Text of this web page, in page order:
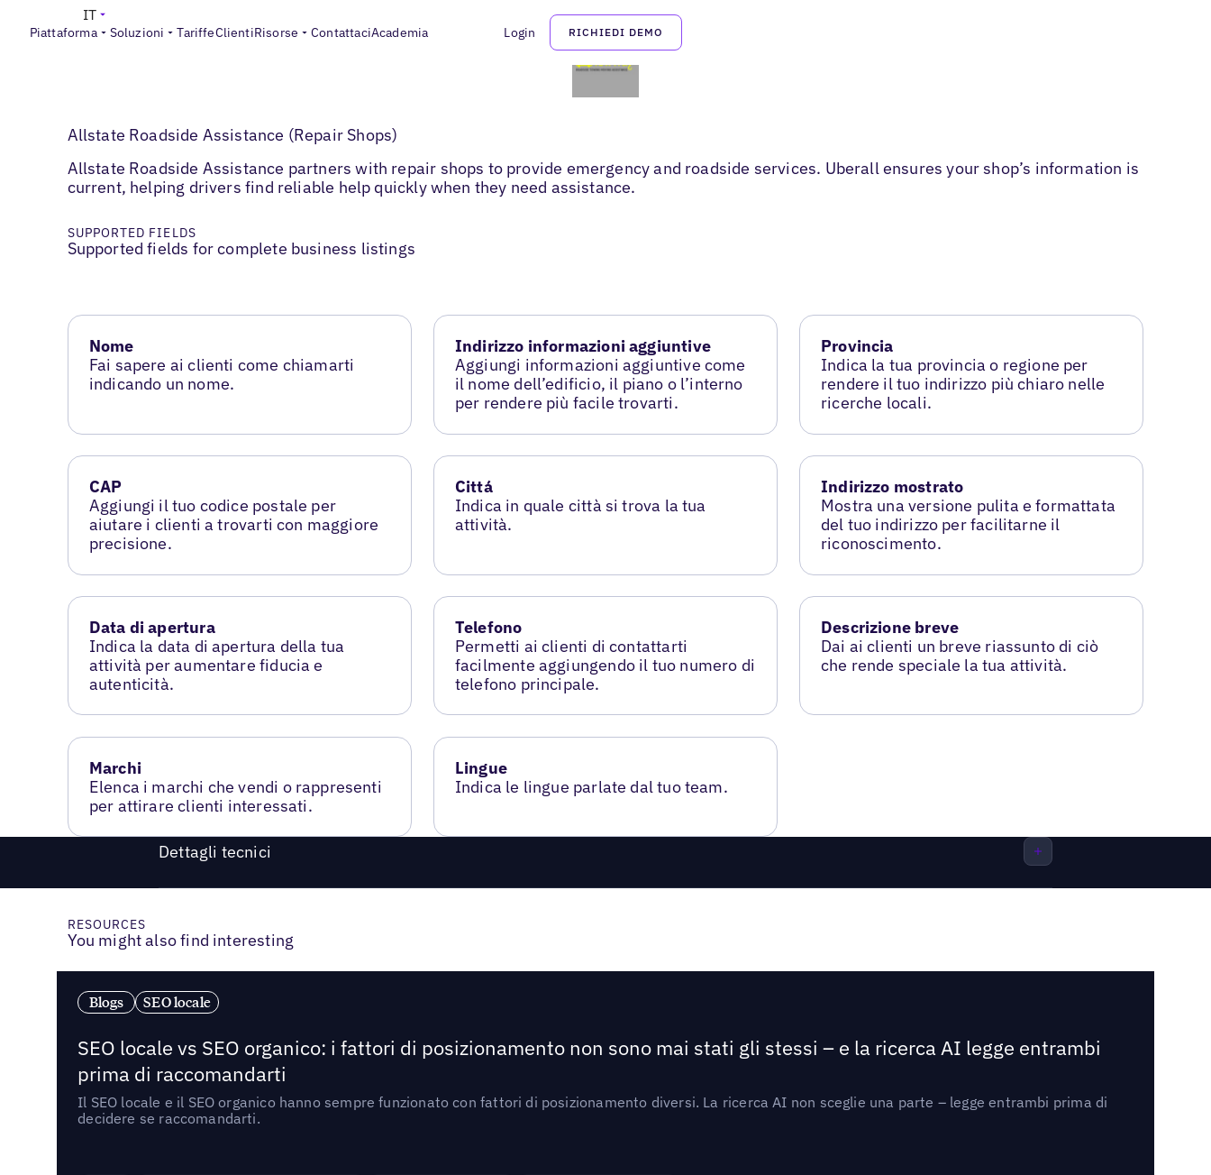
Piattaforma Soluzioni TariffeClientiRisorse ContattaciAcademia Login RICHIEDI DEMO
IT
Allstate Roadside Assistance (Repair Shops)
Allstate Roadside Assistance partners with repair shops to provide emergency and roadside services. Uberall ensures your shop’s information is
current, helping drivers find reliable help quickly when they need assistance.
SUPPORTED FIELDS
Supported fields for complete business listings
Nome
Fai sapere ai clienti come chiamarti
indicando un nome.
Indirizzo informazioni aggiuntive
Aggiungi informazioni aggiuntive come
il nome dell’edificio, il piano o l’interno
per rendere più facile trovarti.
Provincia
Indica la tua provincia o regione per
rendere il tuo indirizzo più chiaro nelle
ricerche locali.
CAP
Aggiungi il tuo codice postale per
aiutare i clienti a trovarti con maggiore
precisione.
Cittá
Indica in quale città si trova la tua
attività.
Indirizzo mostrato
Mostra una versione pulita e formattata
del tuo indirizzo per facilitarne il
riconoscimento.
Data di apertura
Indica la data di apertura della tua
attività per aumentare fiducia e
autenticità.
Telefono
Permetti ai clienti di contattarti
facilmente aggiungendo il tuo numero di
telefono principale.
Descrizione breve
Dai ai clienti un breve riassunto di ciò
che rende speciale la tua attività.
Marchi
Elenca i marchi che vendi o rappresenti
per attirare clienti interessati.
Lingue
Indica le lingue parlate dal tuo team.
Dettagli tecnici
RESOURCES
You might also find interesting
Blogs SEO locale
SEO locale vs SEO organico: i fattori di posizionamento non sono mai stati gli stessi – e la ricerca AI legge entrambi
prima di raccomandarti
Il SEO locale e il SEO organico hanno sempre funzionato con fattori di posizionamento diversi. La ricerca AI non sceglie una parte – legge entrambi prima di
decidere se raccomandarti.